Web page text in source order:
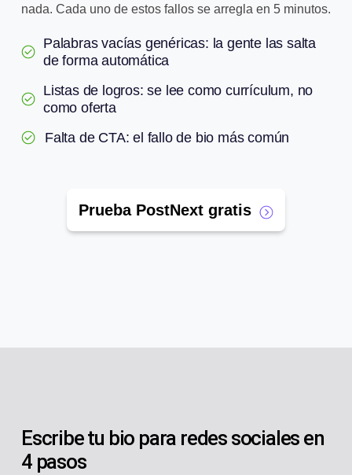
nada. Cada uno de estos fallos se arregla en 5 minutos.
Palabras vacías genéricas: la gente las salta
de forma automática
Listas de logros: se lee como currículum, no
como oferta
Falta de CTA: el fallo de bio más común
Prueba PostNext gratis
Escribe tu bio para redes sociales en
4 pasos